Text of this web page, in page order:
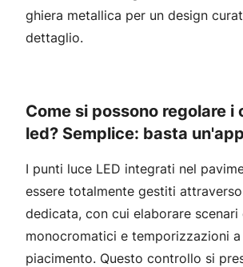
ghiera metallica per un design
dettaglio.
Come si possono regolare i
led? Semplice: basta
I punti luce LED integrati nel
essere totalmente gestiti attraverso
dedicata, con cui elaborare
monocromatici e temporizzazioni
piacimento. Questo controllo si